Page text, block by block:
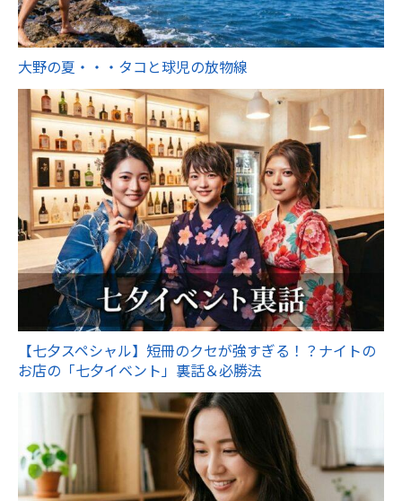
大野の夏・・・タコと球児の放物線
【七夕スペシャル】短冊のクセが強すぎる！？ナイトの
お店の「七夕イベント」裏話＆必勝法